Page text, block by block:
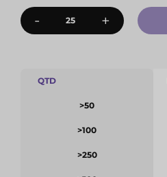
- +
QTD
>50
>100
>250